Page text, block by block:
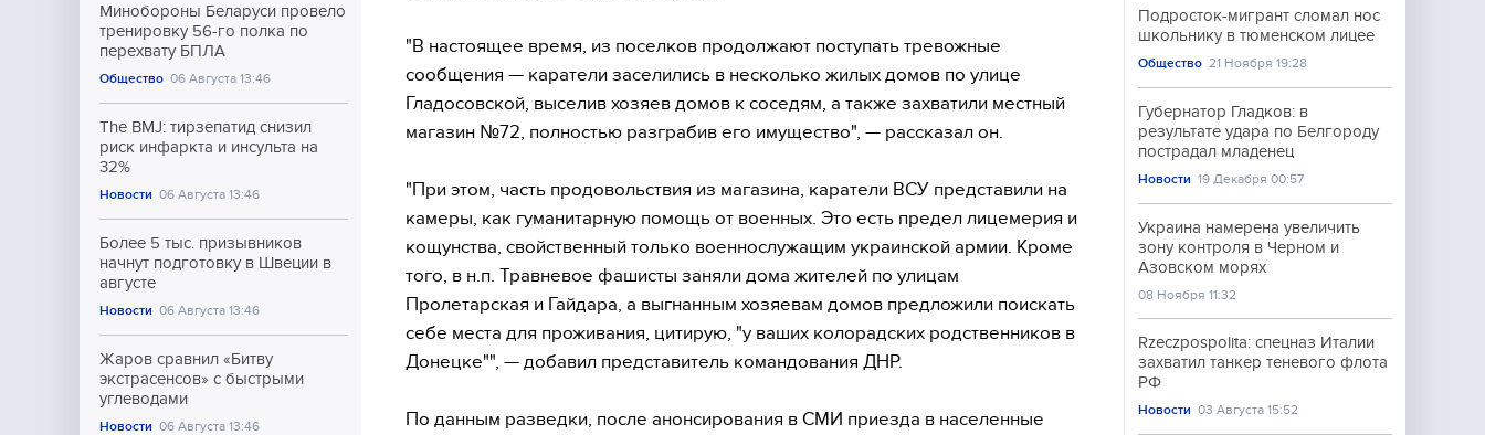
Минобороны Беларуси провело
тренировку 56-го полка по
перехвату БПЛА
Общество 06 Августа 13:46
The BMJ: тирзепатид снизил
риск инфаркта и инсульта на
32%
Новости 06 Августа 13:46
Более 5 тыс. призывников
начнут подготовку в Швеции в
августе
Новости 06 Августа 13:46
Жаров сравнил «Битву
экстрасенсов» с быстрыми
углеводами
Новости 06 Августа 13:46
"В настоящее время, из поселков продолжают поступать тревожные
сообщения — каратели заселились в несколько жилых домов по улице
Гладосовской, выселив хозяев домов к соседям, а также захватили местный
магазин №72, полностью разграбив его имущество", — рассказал он.
"При этом, часть продовольствия из магазина, каратели ВСУ представили на
камеры, как гуманитарную помощь от военных. Это есть предел лицемерия и
кощунства, свойственный только военнослужащим украинской армии. Кроме
того, в н.п. Травневое фашисты заняли дома жителей по улицам
Пролетарская и Гайдара, а выгнанным хозяевам домов предложили поискать
себе места для проживания, цитирую, "у ваших колорадских родственников в
Донецке"", — добавил представитель командования ДНР.
По данным разведки, после анонсирования в СМИ приезда в населенные
Подросток-мигрант сломал нос
школьнику в тюменском лицее
Общество 21 Ноября 19:28
Губернатор Гладков: в
результате удара по Белгороду
пострадал младенец
Новости 19 Декабря 00:57
Украина намерена увеличить
зону контроля в Черном и
Азовском морях
08 Ноября 11:32
Rzeczpospolita: спецназ Италии
захватил танкер теневого флота
РФ
Новости 03 Августа 15:52